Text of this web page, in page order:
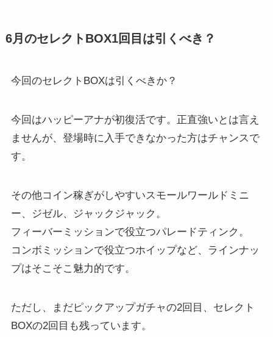
6月のセレクトBOX1回目は引くべき？
今回のセレクトBOXは引くべきか？
今回はハッピーアナが初復活です。正直強いとは言え
ませんが、登場時に入手できなかった方はチャンスで
す。
その他コイン稼ぎがしやすいスモールワールドミニ
ー、ジゼル、ジャックジャック。
フィーバーミッションで役立つパレードティンク。
コンボミッションで役立つホイップなど、ラインナッ
プはそこそこ魅力的です。
ただし、まだピックアップガチャの2回目、セレクト
BOXの2回目も残っています。